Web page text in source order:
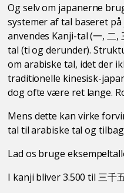
Og selv om japanerne
systemer af tal baseret
anvendes Kanji-tal (一,
tal (ti og derunder).
om arabiske tal, idet der
traditionelle kinesisk-
dog ofte være ret lange.
Mens dette kan virke
tal til arabiske tal og
Lad os bruge
I kanji bliver 3.500 til 三千